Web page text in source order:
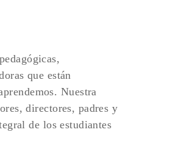
que están
Nuestra
directores, padres y
de los estudiantes